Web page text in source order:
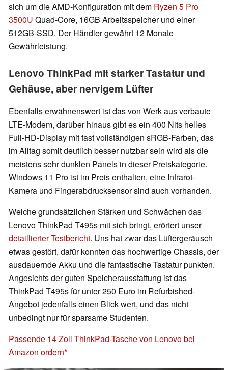
sich um die AMD-Konfiguration mit dem Ryzen 5 Pro
3500U Quad-Core, 16GB Arbeitsspeicher und einer
512GB-SSD. Der Händler gewährt 12 Monate
Gewährleistung.
Lenovo ThinkPad mit starker Tastatur und
Gehäuse, aber nervigem Lüfter
Ebenfalls erwähnenswert ist das von Werk aus verbaute
LTE-Modem, darüber hinaus gibt es ein 400 Nits helles
Full-HD-Display mit fast vollständigen sRGB-Farben, das
im Alltag somit deutlich besser nutzbar sein wird als die
meistens sehr dunklen Panels in dieser Preiskategorie.
Windows 11 Pro ist im Preis enthalten, eine Infrarot-
Kamera und Fingerabdrucksensor sind auch vorhanden.
Welche grundsätzlichen Stärken und Schwächen das
Lenovo ThinkPad T495s mit sich bringt, erörtert unser
detaillierter Testbericht. Uns hat zwar das Lüftergeräusch
etwas gestört, dafür konnten das hochwertige Chassis, der
ausdauernde Akku und die fantastische Tastatur punkten.
Angesichts der guten Speicherausstattung ist das
ThinkPad T495s für unter 250 Euro im Refurbished-
Angebot jedenfalls einen Blick wert, und das nicht
unbedingt nur für sparsame Studenten.
Passende 14 Zoll ThinkPad-Tasche von Lenovo bei
Amazon ordern